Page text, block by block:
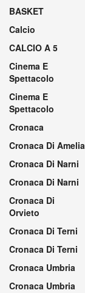
BASKET
Calcio
CALCIO A 5
Cinema E
Spettacolo
Cinema E
Spettacolo
Cronaca
Cronaca Di Amelia
Cronaca Di Narni
Cronaca Di Narni
Cronaca Di
Orvieto
Cronaca Di Terni
Cronaca Di Terni
Cronaca Umbria
Cronaca Umbria